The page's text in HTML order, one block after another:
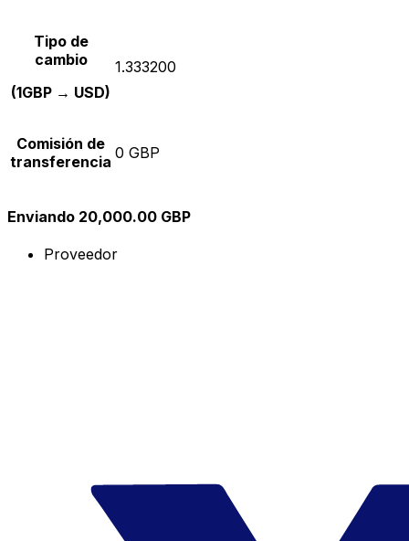
Tipo de
cambio
(1GBP → USD)
1.333200
Comisión de
transferencia 0 GBP
Enviando 20,000.00 GBP
Proveedor